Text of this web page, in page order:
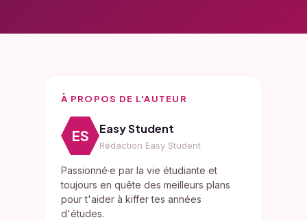
À PROPOS DE L'AUTEUR
ES Easy Student
Rédaction Easy Student
Passionné·e par la vie étudiante et
toujours en quête des meilleurs plans
pour t'aider à kiffer tes années
d'études.